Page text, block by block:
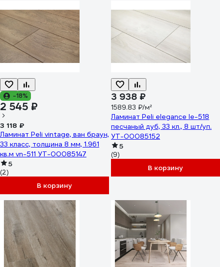
-18%
2 545 ₽
3 118 ₽
Ламинат Peli vintage, ван браун,
33 класс, толщина 8 мм, 1.961
кв.м vn-511 УТ-00085147
5
(2)
В корзину
3 938 ₽
1589.83 ₽/м²
Ламинат Peli elegance le-518
песчаный дуб, 33 кл., 8 шт/уп.
УТ-00085152
5
(9)
В корзину